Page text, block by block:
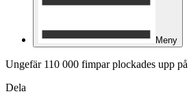
Meny
Ungefär 110 000 fimpar plockades upp
Dela